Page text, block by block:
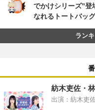
でかけシリーズ”登
なれるトートバッ
ラン
紡木吏佐・
出演：紡木吏